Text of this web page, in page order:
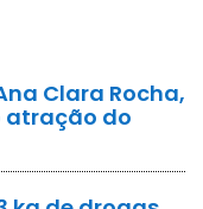
Clara Rocha,
atração do